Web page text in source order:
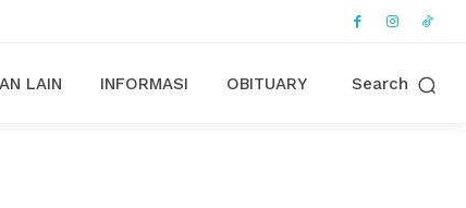
LAIN INFORMASI OBITUARY Search